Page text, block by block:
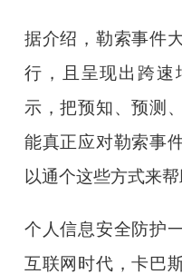
据介绍，勒索事件
行，且呈现出跨速
示，把预知、预测
能真正应对勒索事
以通个这些方式来
个人信息安全防护
互联网时代，卡巴